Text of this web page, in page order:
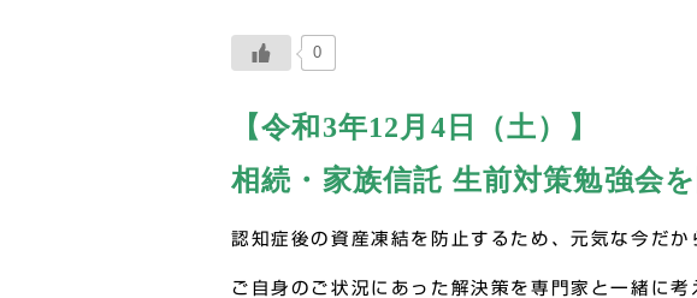
0
【令和3年12月4日（土）】
相続・家族信託 生前対策勉強会
認知症後の資産凍結を防止するため、元気な今だか
ご自身のご状況にあった解決策を専門家と一緒に考